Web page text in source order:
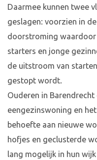
Daarmee kunnen twee
geslagen: voorzien in
doorstroming
starters en jonge
de uitstroom van
gestopt wordt.
Ouderen in
eengezinswoning en
behoefte aan nieuwe
hofjes en geclusterde
lang mogelijk in hun